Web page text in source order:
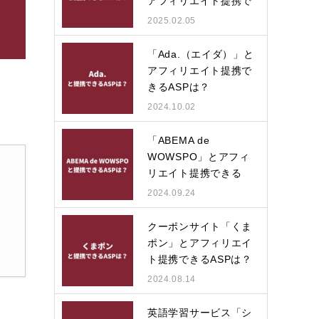
きる…
2025.02.05
「Ada.（エイダ）」と
アフィリエイト提携で
きるASPは？
2024.10.02
「ABEMA de
WOWSPO」とアフィ
リエイト提携できる
ASPは？
2024.09.24
クーポンサイト「くま
ポン」とアフィリエイ
ト提携できるASPは？
2024.08.14
英語学習サービス「シ